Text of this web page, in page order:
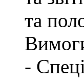
та
-